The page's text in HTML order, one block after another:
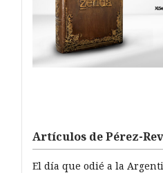
Artículos de Pérez-
El día que odié a la